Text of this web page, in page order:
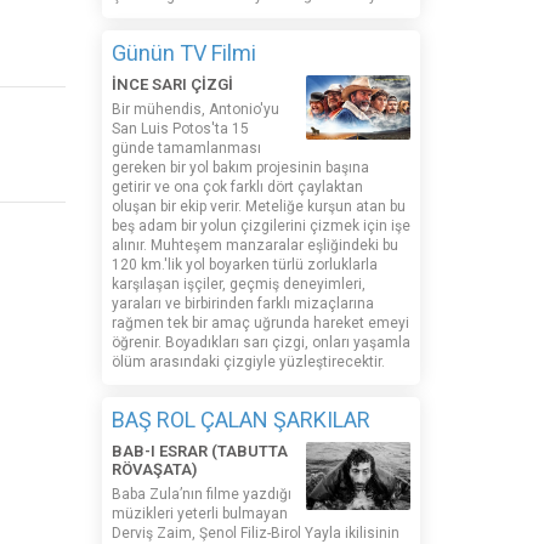
Günün TV Filmi
İNCE SARI ÇİZGİ
Bir mühendis, Antonio'yu
San Luis Potos'ta 15
günde tamamlanması
gereken bir yol bakım projesinin başına
getirir ve ona çok farklı dört çaylaktan
oluşan bir ekip verir. Meteliğe kurşun atan bu
beş adam bir yolun çizgilerini çizmek için işe
alınır. Muhteşem manzaralar eşliğindeki bu
120 km.'lik yol boyarken türlü zorluklarla
karşılaşan işçiler, geçmiş deneyimleri,
yaraları ve birbirinden farklı mizaçlarına
rağmen tek bir amaç uğrunda hareket emeyi
öğrenir. Boyadıkları sarı çizgi, onları yaşamla
ölüm arasındaki çizgiyle yüzleştirecektir.
BAŞ ROL ÇALAN ŞARKILAR
BAB-I ESRAR (TABUTTA
RÖVAŞATA)
Baba Zula’nın filme yazdığı
müzikleri yeterli bulmayan
Derviş Zaim, Şenol Filiz-Birol Yayla ikilisinin